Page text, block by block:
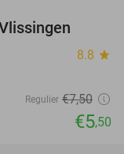
8.8 star
Regulier €7,50
€5,50